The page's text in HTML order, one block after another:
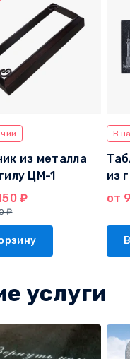
из металла
ЦМ-1
₽
₽
В
из
от
услуги